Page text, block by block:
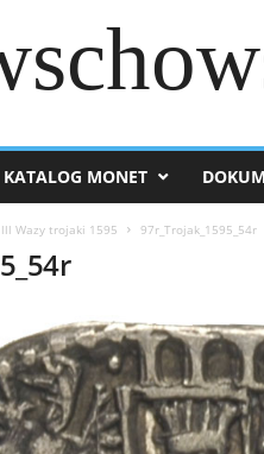
KATALOG MONET
Wazy trojaki 1595 97r_Trojak_1595_54r